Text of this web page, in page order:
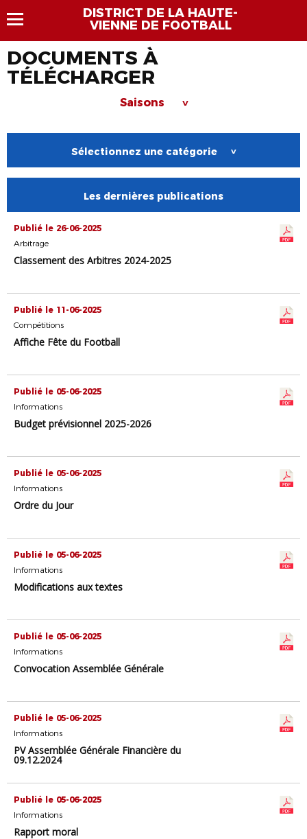
DISTRICT DE LA HAUTE-
VIENNE DE FOOTBALL
DOCUMENTS À
TÉLÉCHARGER
Saisons >
Sélectionnez une catégorie >
Les dernières publications
Publié le 26-06-2025
Arbitrage
Classement des Arbitres 2024-2025
Publié le 11-06-2025
Compétitions
Affiche Fête du Football
Publié le 05-06-2025
Informations
Budget prévisionnel 2025-2026
Publié le 05-06-2025
Informations
Ordre du Jour
Publié le 05-06-2025
Informations
Modifications aux textes
Publié le 05-06-2025
Informations
Convocation Assemblée Générale
Publié le 05-06-2025
Informations
PV Assemblée Générale Financière du
09.12.2024
Publié le 05-06-2025
Informations
Rapport moral